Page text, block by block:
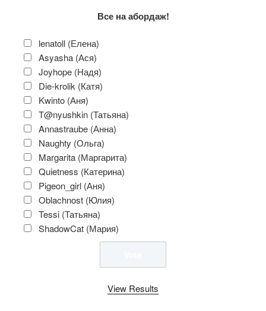
Все на абордаж!
lenatoll (Елена)
Asyasha (Ася)
Joyhope (Надя)
Die-krolik (Катя)
Kwinto (Аня)
T@nyushkin (Татьяна)
Annastraube (Анна)
Naughty (Ольга)
Margarita (Маргарита)
Quietness (Катерина)
Pigeon_girl (Аня)
Oblachnost (Юлия)
Tessi (Татьяна)
ShadowCat (Мария)
View Results